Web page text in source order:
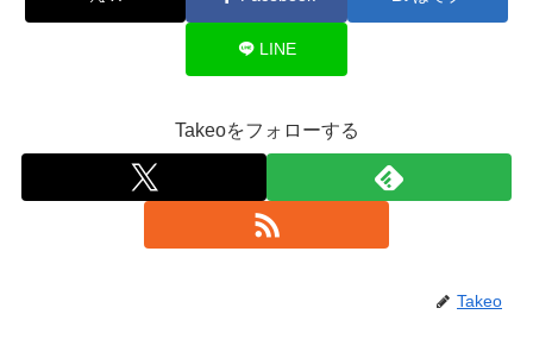
LINE
Takeoをフォローする
Takeo